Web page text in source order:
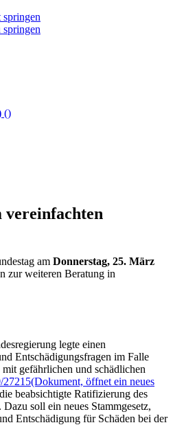
()
vereinfachten
am Donnerstag, 25. März
zur weiteren Beratung in
legte einen
Entschädigungsfragen im Falle
gefährlichen und schädlichen
27215(Dokument, öffnet ein neues
beabsichtigte Ratifizierung des
soll ein neues Stammgesetz,
Entschädigung für Schäden bei der